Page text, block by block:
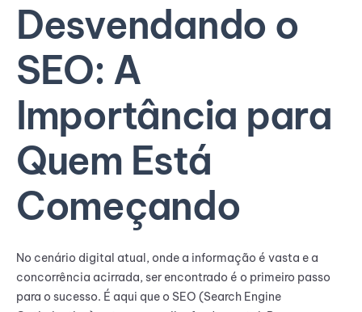
Desvendando o
SEO: A
Importância para
Quem Está
Começando
No cenário digital atual, onde a informação é vasta e a
concorrência acirrada, ser encontrado é o primeiro passo
para o sucesso. É aqui que o SEO (Search Engine